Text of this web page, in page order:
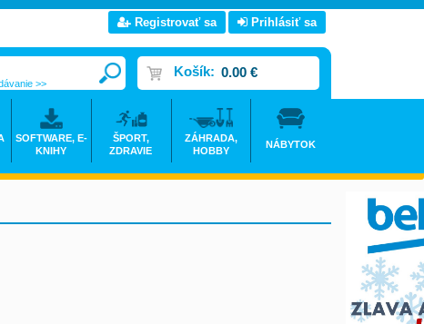
Registrovať sa Prihlásiť sa
Košík: 0.00 €
>>
SOFTWARE, E-
KNIHY
ŠPORT,
ZDRAVIE
ZÁHRADA,
HOBBY
NÁBYTOK